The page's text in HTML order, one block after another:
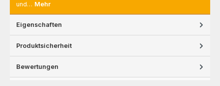
und… Mehr
Eigenschaften
Produktsicherheit
Bewertungen